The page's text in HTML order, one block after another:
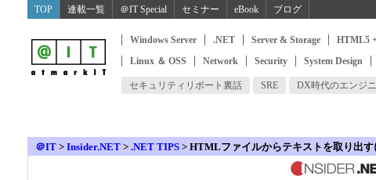
TOP 連載一覧 ＠IT Special セミナー eBook ブログ
Windows Server .NET Server & Storage HTML5
Linux ＆ OSS
Network Security System Design
セキュリティリポート裏話 SRE DX時代のエンジ
＠IT > Insider.NET > .NET TIPS > HTMLファイルからテキストを取り出す